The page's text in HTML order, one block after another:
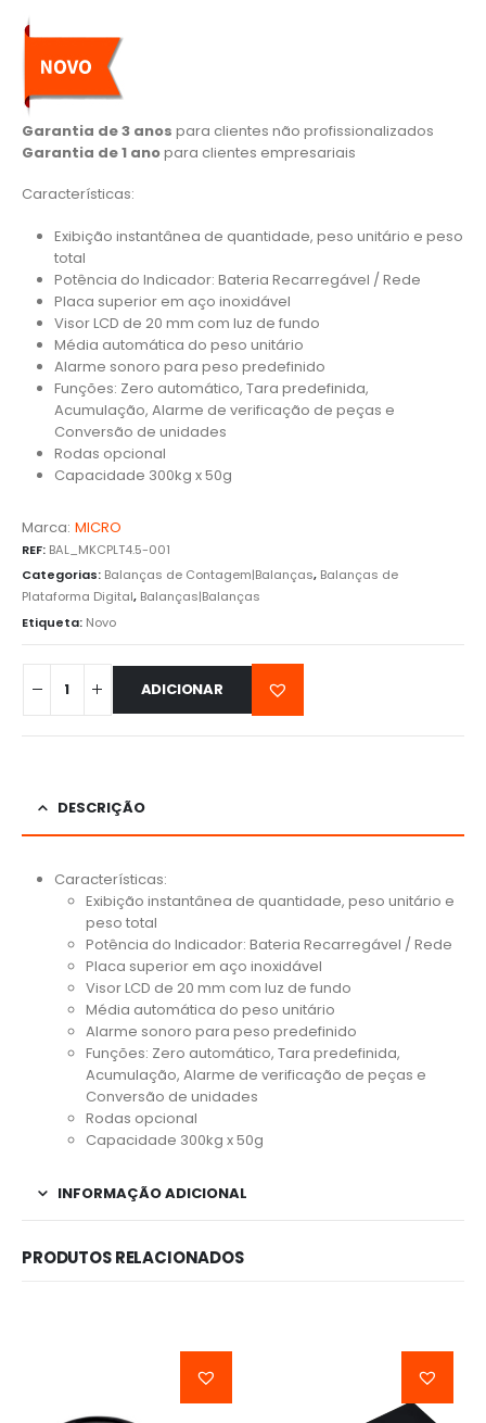
Garantia de 3 anos para clientes não profissionalizados
Garantia de 1 anopara clientes empresariais
Características:
Exibição instantânea de quantidade, peso unitário e peso
total
Potência do Indicador: Bateria Recarregável / Rede
Placa superior em aço inoxidável
Visor LCD de 20 mm com luz de fundo
Média automática do peso unitário
Alarme sonoro para peso predefinido
Funções: Zero automático, Tara predefinida,
Acumulação, Alarme de verificação de peças e
Conversão de unidades
Rodas opcional
Capacidade 300kg x 50g
Marca: MICRO
REF: BAL_MKCPLT4.5-001
Categorias: Balanças de Contagem|Balanças, Balanças de
Plataforma Digital, Balanças|Balanças
Etiqueta: Novo
ADICIONAR
DESCRIÇÃO
Características:
Exibição instantânea de quantidade, peso unitário e
peso total
Potência do Indicador: Bateria Recarregável / Rede
Placa superior em aço inoxidável
Visor LCD de 20 mm com luz de fundo
Média automática do peso unitário
Alarme sonoro para peso predefinido
Funções: Zero automático, Tara predefinida,
Acumulação, Alarme de verificação de peças e
Conversão de unidades
Rodas opcional
Capacidade 300kg x 50g
INFORMAÇÃO ADICIONAL
PRODUTOS RELACIONADOS